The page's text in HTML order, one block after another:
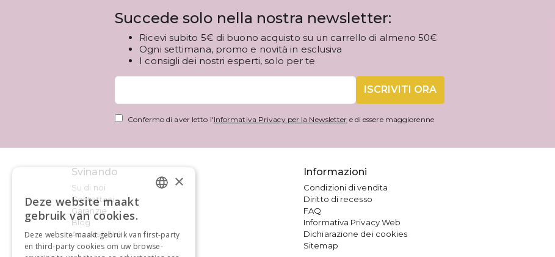
Succede solo nella nostra newsletter:
Ricevi subito 5€ di buono acquisto su un carrello di almeno 50€
Ogni settimana, promo e novità in esclusiva
I consigli dei nostri esperti, solo per te
ISCRIVITI ORA
Confermo di aver letto l'Informativa Privacy per la Newsletter e di essere maggiorenne
Svinando
Su di noi
Contattaci
Garanzie
Blog
Accessibilité
Informazioni
Condizioni di vendita
Diritto di recesso
FAQ
Informativa Privacy Web
Dichiarazione dei cookies
Sitemap
×
Deze website maakt
gebruik van cookies.
Deze website maakt gebruik van first-party
en third-party cookies om uw browse-